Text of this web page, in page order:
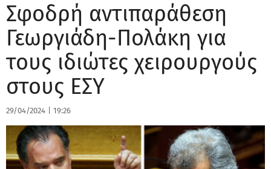
Σφοδρή αντιπαράθεση
Γεωργιάδη-Πολάκη για
τους ιδιώτες χειρουργούς
στους ΕΣΥ
29/04/2024 19:26